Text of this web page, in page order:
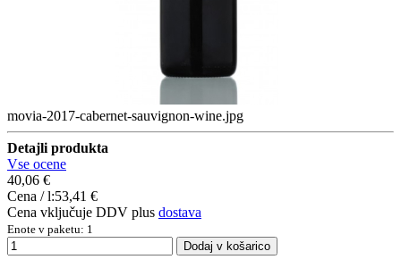
movia-2017-cabernet-sauvignon-wine.jpg
Detajli produkta
Vse ocene
40,06 €
Cena / l:53,41 €
Cena vključuje DDV plus dostava
Enote v paketu: 1